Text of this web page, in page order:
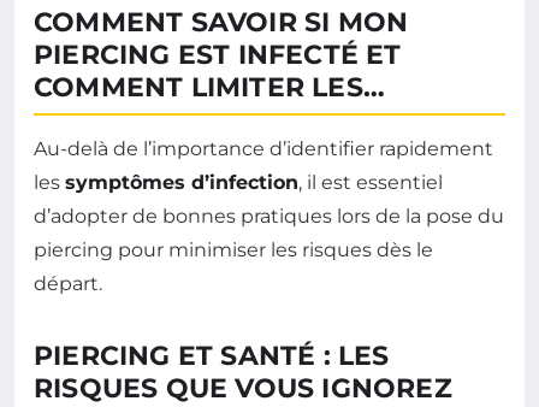
COMMENT SAVOIR SI MON
PIERCING EST INFECTÉ ET
COMMENT LIMITER LES…
Au-delà de l’importance d’identifier rapidement
les symptômes d’infection, il est essentiel
d’adopter de bonnes pratiques lors de la pose du
piercing pour minimiser les risques dès le
départ.
PIERCING ET SANTÉ : LES
RISQUES QUE VOUS IGNOREZ